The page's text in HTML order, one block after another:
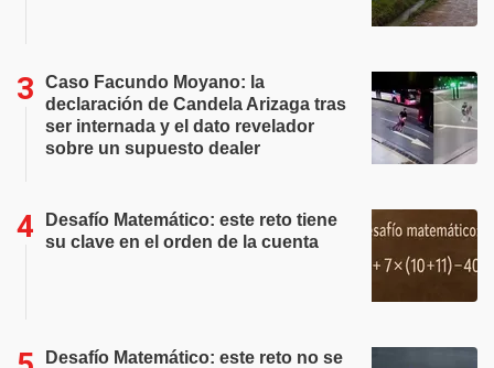
Caso Facundo Moyano: la
declaración de Candela Arizaga tras
ser internada y el dato revelador
sobre un supuesto dealer
Desafío Matemático: este reto tiene
su clave en el orden de la cuenta
Desafío Matemático: este reto no se